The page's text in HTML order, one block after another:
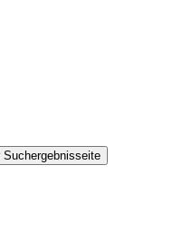
Suchergebnisseite